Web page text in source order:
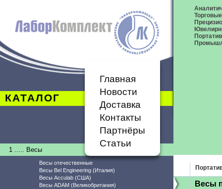
КАТАЛОГ
Главная
Новости
Доставка
Контакты
Партнёры
Статьи
1 ..... Весы
Весы отечественные
Весы Bel Engineering (Италия)
Весы Acculab (США)
Весы ADAM (Великобритания)
Весы